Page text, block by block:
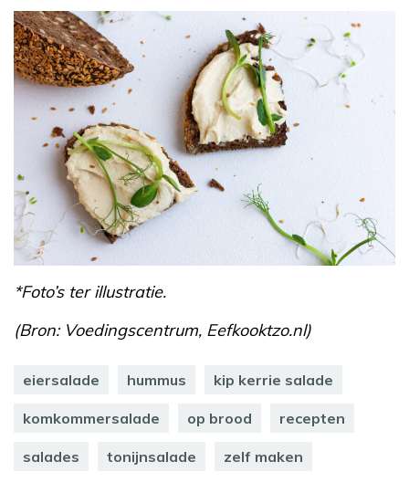
*Foto’s ter illustratie.
(Bron: Voedingscentrum, Eefkooktzo.nl)
eiersalade hummus kip kerrie salade
komkommersalade op brood recepten
salades tonijnsalade zelf maken